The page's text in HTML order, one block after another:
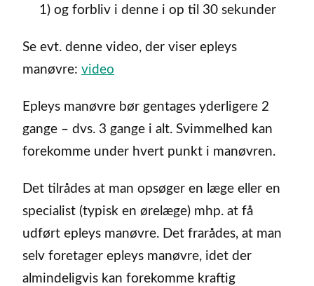
1) og forbliv i denne i op til 30 sekunder
Se evt. denne video, der viser epleys
manøvre: video
Epleys manøvre bør gentages yderligere 2
gange – dvs. 3 gange i alt. Svimmelhed kan
forekomme under hvert punkt i manøvren.
Det tilrådes at man opsøger en læge eller en
specialist (typisk en ørelæge) mhp. at få
udført epleys manøvre. Det frarådes, at man
selv foretager epleys manøvre, idet der
almindeligvis kan forekomme kraftig